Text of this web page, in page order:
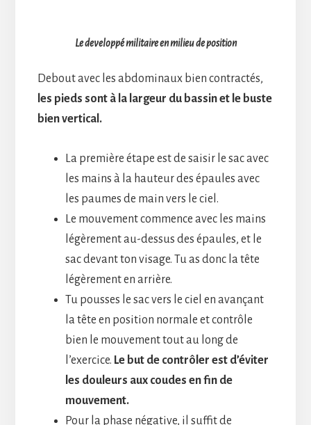
Le developpé militaire en milieu de position
Debout avec les abdominaux bien contractés,
les pieds sont à la largeur du bassin et le buste
bien vertical.
La première étape est de saisir le sac avec
les mains à la hauteur des épaules avec
les paumes de main vers le ciel.
Le mouvement commence avec les mains
légèrement au-dessus des épaules, et le
sac devant ton visage. Tu as donc la tête
légèrement en arrière.
Tu pousses le sac vers le ciel en avançant
la tête en position normale et contrôle
bien le mouvement tout au long de
l’exercice. Le but de contrôler est d’éviter
les douleurs aux coudes en fin de
mouvement.
Pour la phase négative, il suffit de